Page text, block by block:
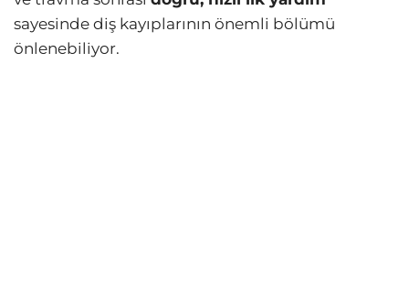
sayesinde diş kayıplarının önemli bölümü
önlenebiliyor.